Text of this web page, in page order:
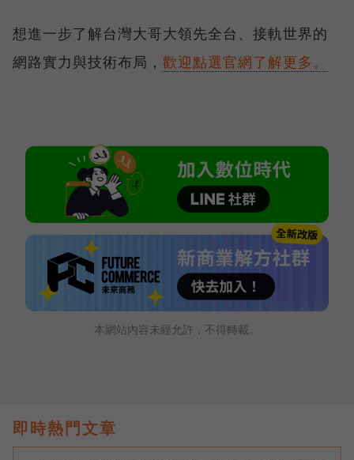
想進一步了解台灣大哥大領先全台、接軌世界的
網路實力與技術布局， 歡迎點選官網了解更多。
本網站內容未經允許，不得轉載。
即時熱門文章